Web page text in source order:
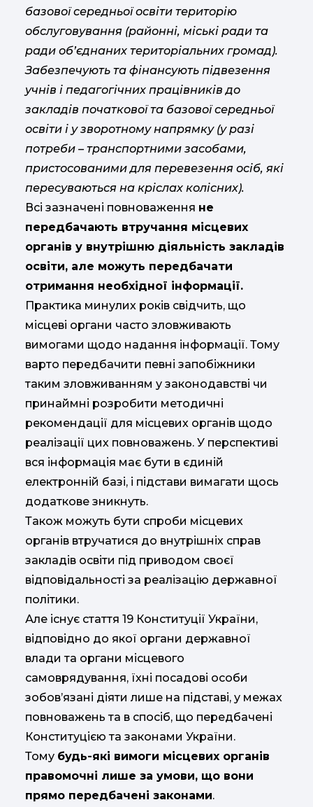
базової середньої освіти територію
обслуговування (районні, міські ради та
ради об’єднаних територіальних громад).
Забезпечують та фінансують підвезення
учнів і педагогічних працівників до
закладів початкової та базової середньої
освіти і у зворотному напрямку (у разі
потреби – транспортними засобами,
пристосованими для перевезення осіб, які
пересуваються на кріслах колісних).
Всі зазначені повноваження не
передбачають втручання місцевих
органів у внутрішню діяльність закладів
освіти, але можуть передбачати
отримання необхідної інформації.
Практика минулих років свідчить, що
місцеві органи часто зловживають
вимогами щодо надання інформації. Тому
варто передбачити певні запобіжники
таким зловживанням у законодавстві чи
принаймні розробити методичні
рекомендації для місцевих органів щодо
реалізації цих повноважень. У перспективі
вся інформація має бути в єдиній
електронній базі, і підстави вимагати щось
додаткове зникнуть.
Також можуть бути спроби місцевих
органів втручатися до внутрішніх справ
закладів освіти під приводом своєї
відповідальності за реалізацію державної
політики.
Але існує стаття 19 Конституції України,
відповідно до якої органи державної
влади та органи місцевого
самоврядування, їхні посадові особи
зобов’язані діяти лише на підставі, у межах
повноважень та в спосіб, що передбачені
Конституцією та законами України.
Тому будь-які вимоги місцевих органів
правомочні лише за умови, що вони
прямо передбачені законами.